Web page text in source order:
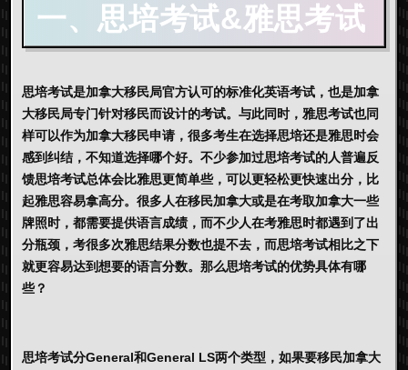
一、思培考试&雅思考试
思培考试是加拿大移民局官方认可的标准化英语考试，也是加拿
大移民局专门针对移民而设计的考试。与此同时，雅思考试也同
样可以作为加拿大移民申请，很多考生在选择思培还是雅思时会
感到纠结，不知道选择哪个好。不少参加过思培考试的人普遍反
馈思培考试总体会比雅思更简单些，可以更轻松更快速出分，比
起雅思容易拿高分。很多人在移民加拿大或是在考取加拿大一些
牌照时，都需要提供语言成绩，而不少人在考雅思时都遇到了出
分瓶颈，考很多次雅思结果分数也提不去，而思培考试相比之下
就更容易达到想要的语言分数。那么思培考试的优势具体有哪
些？
思培考试分General和General LS两个类型，如果要移民加拿大